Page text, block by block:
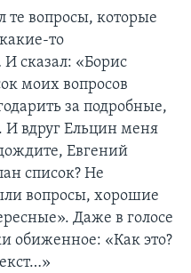
те вопросы, которые
то
сказал: «Борис
моих вопросов
за подробные,
И вдруг Ельцин меня
Евгений
список? Не
вопросы, хорошие
Даже в голосе
обиженное: «Как это?